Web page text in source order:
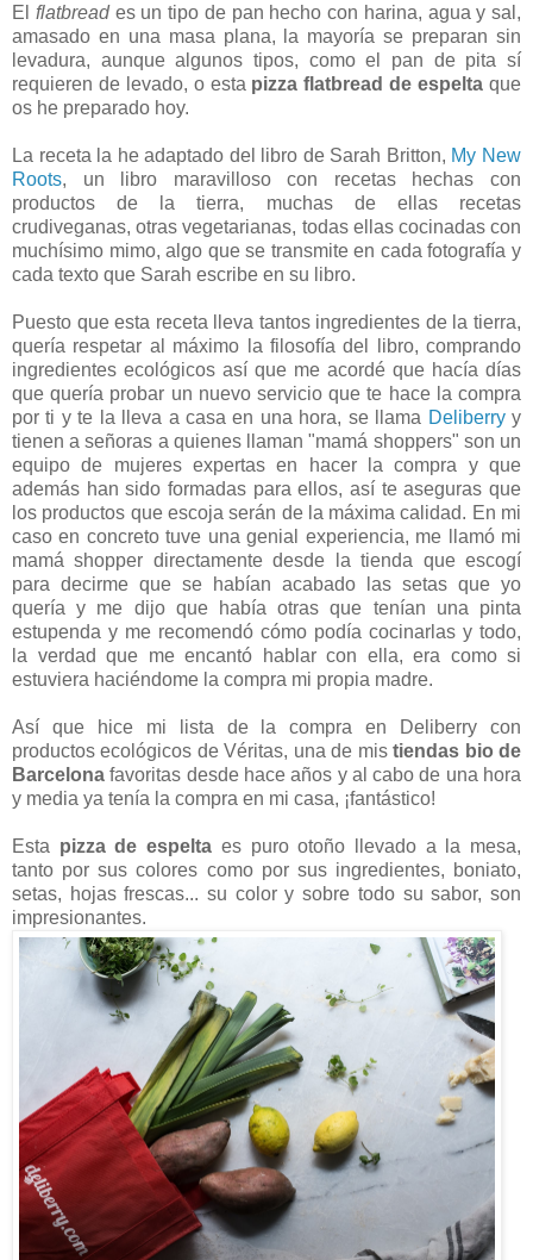
El flatbreades un tipo de pan hecho con harina, agua y sal,
amasado en una masa plana, la mayoría se preparan sin
levadura, aunque algunos tipos, como el pan de pita sí
requieren de levado, o esta pizza flatbread de espelta que
os he preparado hoy.
La receta la he adaptado del libro de Sarah Britton, My New
Roots, un libro maravilloso con recetas hechas con
productos de la tierra, muchas de ellas recetas
crudiveganas, otras vegetarianas, todas ellas cocinadas con
muchísimo mimo, algo que se transmite en cada fotografía y
cada texto que Sarah escribe en su libro.
Puesto que esta receta lleva tantos ingredientes de la tierra,
quería respetar al máximo la filosofía del libro, comprando
ingredientes ecológicos así que me acordé que hacía días
que quería probar un nuevo servicio que te hace la compra
por ti y te la lleva a casa en una hora, se llama Deliberryy
tienen a señoras a quienes llaman "mamá shoppers" son un
equipo de mujeres expertas en hacer la compra y que
además han sido formadas para ellos, así te aseguras que
los productos que escoja serán de la máxima calidad. En mi
caso en concreto tuve una genial experiencia, me llamó mi
mamá shopper directamente desde la tienda que escogí
para decirme que se habían acabado las setas que yo
quería y me dijo que había otras que tenían una pinta
estupenda y me recomendó cómo podía cocinarlas y todo,
la verdad que me encantó hablar con ella, era como si
estuviera haciéndome la compra mi propia madre.
Así que hice mi lista de la compra en Deliberry con
productos ecológicos de Véritas, una de mistiendas bio de
Barcelona favoritas desde hace años y al cabo de una hora
y media ya tenía la compra en mi casa, ¡fantástico!
Esta pizza de espelta es puro otoño llevado a la mesa,
tanto por sus colores como por sus ingredientes, boniato,
setas, hojas frescas... su color y sobre todo su sabor, son
impresionantes.